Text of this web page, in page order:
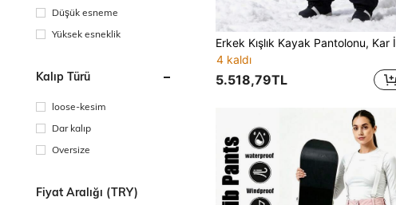
Düşük esneme
Yüksek esneklik
Kalıp Türü
loose-kesim
Dar kalıp
Oversize
Fiyat Aralığı (TRY)
4 kaldı
5.518,79TL